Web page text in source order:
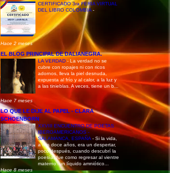
CERTIFICADO 3ra FERIA VIRTUAL
DEL LIBRO COLOMBIA -
Hace 2 meses
EL BLOG PRINCIPAL DE DALIANEGRA.
LA VERDAD - La verdad no se
cubre con ropajes ni con ricos
adornos, lleva la piel desnuda,
expuesta al frío y al calor, a la luz y
a las tinieblas. A veces, tiene un b...
Hace 7 meses
LO QUE LE DIJE AL PAPEL - CLARA
SCHOENBORN
XXVIII ENCUENTRO DE POETAS
IBEROAMERICANOS -
SALAMANCA, ESPAÑA - Si la vida,
a mis doce años, era un despertar,
poco después, cuando descubrí la
poesía, fue como regresar al vientre
materno: un líquido amniótico...
Hace 8 meses